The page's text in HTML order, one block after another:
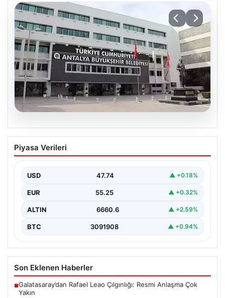
Antalya’daki yolsuzluk soruşturmasında
iki yeni gözaltı
Piyasa Verileri
USD 47.74 ▲ +0.18%
EUR 55.25 ▲ +0.32%
ALTIN 6660.6 ▲ +2.59%
BTC 3091908 ▲ +0.94%
Son Eklenen Haberler
■Galatasaray’dan Rafael Leao Çılgınlığı: Resmi Anlaşma Çok
Yakın